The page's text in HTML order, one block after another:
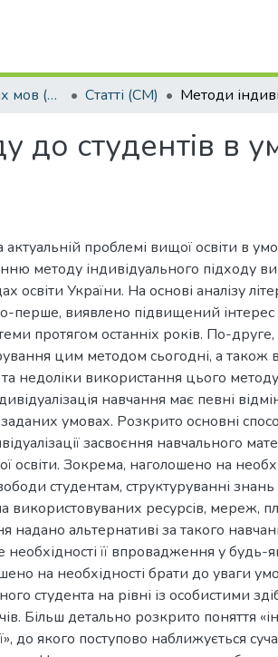
Кафедра сучасних мов (СМ) Статті (СМ)
до студентів в
актуальній проблемі вищої освіти в
методу індивідуального підходу
освіти України. На основі аналізу
перше, виявлено підвищений інтерес
протягом останніх років. По-друге,
цим методом сьогодні, а також
недоліки використання цього
навчання має певні
заданих умовах. Розкрито основні
засвоєння навчального
освіти. Зокрема, наголошено на
студентам, структуруванні знань
використовуваних ресурсів, мереж,
надано альтернативі за такого
необхідності її впровадження у будь-
на необхідності брати до уваги
студента на рівні із особистими
Більш детально розкрито поняття
до якого поступово наближується